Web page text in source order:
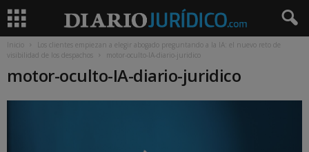
Inicio
Los clientes empiezan a elegir abogado preguntando a la IA: el nuevo reto de
visibilidad de los despachos
motor-oculto-IA-diario-juridico
motor-oculto-IA-diario-juridico